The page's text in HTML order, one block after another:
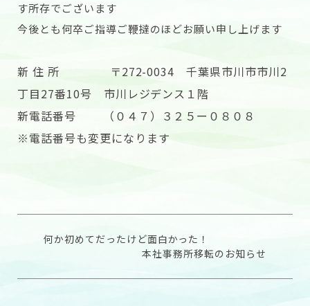
す所存でございます
今後とも何卒ご指導ご鞭撻のほどお願い申し上げます
新 住 所
〒272-0034 千葉県市川市市川2
丁目27番10号 市川レジデンス１階
新電話番号
（０４７）３２５ー０８０８
※電話番号も変更になります
何か初めてだったけど面白かった！
本社事務所移転のお知らせ